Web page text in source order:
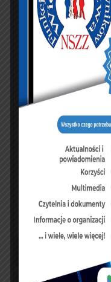
KSIĘGA GOŚCI:
Zobacz księgę
dopisz do księgi
NASZ FACEBOOK
UBEZPIECZENIA